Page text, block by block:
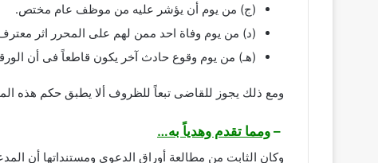
(ج) من يوم أن يؤشر عليه من موظف عام مختص.
(د) من يوم وفاة احد ممن لهم على المحرر اثر
(هـ) من يوم وقوع حادث آخر يكون قاطعاً فى أن
ومع ذلك يجوز للقاضى تبعاً للظروف ألا يطبق حكم هذه
– ومما تقدم وهدياً به…
وكان الثابت من مطالعة أوراق الدعوى ومستنداتها أن